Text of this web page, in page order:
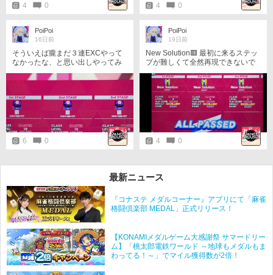
4 0
4
0
PoiPoi
16日前
そういえば朧まだ３連EXCやって
なかったな、と思い出しやってみ
ました👊 仕事で重い荷物運んだ際
に腰を痛めてしまい、屈むのがつ
😭
6 0
PoiPoi
19日前
New Solution🟥 最初に来るステッ
プが難しくて全然再現できないで
いたのですが、ダンアラ熟練者の
方に詳しく動きを教えていただく
ことができ、やっとできる様にな
りました😭ありがとうございま
す！ この曲もトレーニングで4曲
連続行けたので、4連EXC達成です
👍 次は苦手なチャールストンがで
きる様に練習せねば…
4 0
最新ニュース
『コナステ メダルコーナー』アプリにて「麻雀
格闘倶楽部 MEDAL」正式リリース！
【KONAMIメダルゲーム大感謝祭 サマードリー
ム】「桃太郎電鉄ワールド ～地球もメダルもま
わってる！～」でマイル獲得数が2倍！